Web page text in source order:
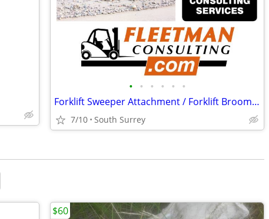
• • • • • •
Forklift Sweeper Attachment / Forklift Broom For Sale
7/10 South Surrey
$60